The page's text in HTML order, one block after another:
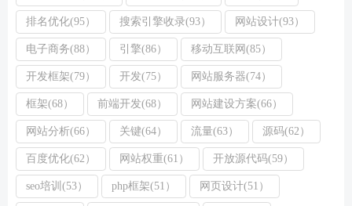
排名优化(95） 搜索引擎收录(93） 网站设计(93）
电子商务(88） 引擎(86） 移动互联网(85）
开发框架(79） 开发(75） 网站服务器(74）
框架(68） 前端开发(68） 网站建设方案(66）
网站分析(66） 关键(64） 流量(63） 源码(62）
百度优化(62） 网站权重(61） 开放源代码(59）
seo培训(53） php框架(51） 网页设计(51）